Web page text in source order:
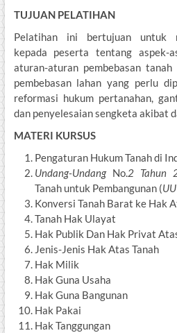
TUJUAN PELATIHAN
Pelatihan ini bertujuan untuk
kepada peserta tentang aspek-
aturan-aturan pembebasan
pembebasan lahan yang perlu
reformasi hukum pertanahan,
dan penyelesaian sengketa akibat
MATERI KURSUS
Pengaturan Hukum Tanah di
Undang-UndangNo.2 Tahun
Tanah untuk Pembangunan (UU
Konversi Tanah Barat ke Hak
Tanah Hak Ulayat
Hak Publik Dan Hak Privat
Jenis-Jenis Hak Atas Tanah
Hak Milik
Hak Guna Usaha
Hak Guna Bangunan
Hak Pakai
Hak Tanggungan